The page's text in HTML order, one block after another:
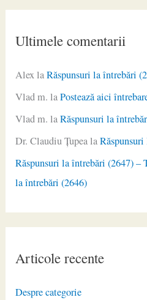
Ultimele comentarii
AlexlaRăspunsuri la întrebări
Vlad m. laPostează aici
Vlad m. laRăspunsuri la
Dr. Claudiu Ţupeala
Răspunsuri la întrebări (2647) –
la întrebări (2646)
Articole recente
Despre categorie